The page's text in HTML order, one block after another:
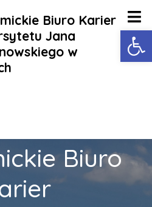
Biuro Karier
Jana
w
Biuro